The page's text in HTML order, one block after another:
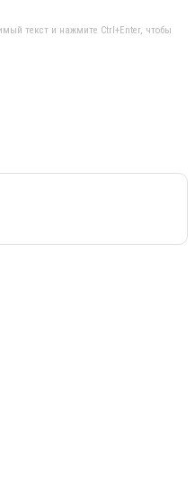
текст и нажмите Ctrl+Enter, чтобы